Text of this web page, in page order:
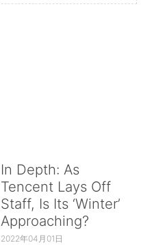
In Depth: As
Tencent Lays Off
Staff, Is Its ‘Winter’
Approaching?
2022年04月01日